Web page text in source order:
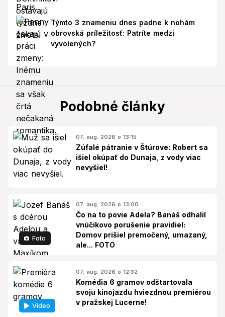
Týmto 3 znameniu dnes padne k nohám
obrovská príležitosť: Patríte medzi
vyvolených?
Podobné články
07. aug. 2026 o 13:15
Zúfalé pátranie v Štúrove: Robert sa
išiel okúpať do Dunaja, z vody viac
nevyšiel!
Foto
07. aug. 2026 o 13:00
Čo na to povie Adela? Banáš odhalil
vnúčikovo porušenie pravidiel:
Domov prišiel premočený, umazaný,
ale... FOTO
Video
07. aug. 2026 o 12:32
Komédia 6 gramov odštartovala
svoju kinojazdu hviezdnou premiérou
v pražskej Lucerne!